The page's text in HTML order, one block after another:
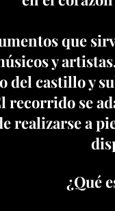
que
y
del castillo y
se
realizarse a
¿Qué